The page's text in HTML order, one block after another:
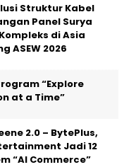
Struktur Kabel
Panel Surya
di Asia
ASEW 2026
“Explore
at a Time”
2.0 – BytePlus,
Jadi 12
“AI Commerce”